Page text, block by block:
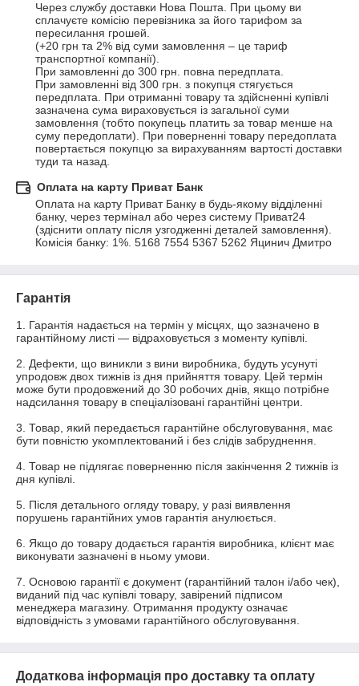
Через службу доставки Нова Пошта. При цьому ви
сплачуєте комісію перевізника за його тарифом за
пересилання грошей.
(+20 грн та 2% від суми замовлення – це тариф
транспортної компанії).
При замовленні до 300 грн. повна передплата.
При замовленні від 300 грн. з покупця стягується
передплата. При отриманні товару та здійсненні купівлі
зазначена сума вираховується із загальної суми
замовлення (тобто покупець платить за товар менше на
суму передоплати). При поверненні товару передоплата
повертається покупцю за вирахуванням вартості доставки
туди та назад.
Оплата на карту Приват Банк
Оплата на карту Приват Банку в будь-якому відділенні
банку, через термінал або через систему Приват24
(здіснити оплату після узгодженні деталей замовлення).
Комісія банку: 1%. 5168 7554 5367 5262 Яцинич Дмитро
Гарантія
1. Гарантія надається на термін у місцях, що зазначено в
гарантійному листі — відраховується з моменту купівлі.
2. Дефекти, що виникли з вини виробника, будуть усунуті
упродовж двох тижнів із дня прийняття товару. Цей термін
може бути продовжений до 30 робочих днів, якщо потрібне
надсилання товару в спеціалізовані гарантійні центри.
3. Товар, який передається гарантійне обслуговування, має
бути повністю укомплектований і без слідів забруднення.
4. Товар не підлягає поверненню після закінчення 2 тижнів із
дня купівлі.
5. Після детального огляду товару, у разі виявлення
порушень гарантійних умов гарантія анулюється.
6. Якщо до товару додається гарантія виробника, клієнт має
виконувати зазначені в ньому умови.
7. Основою гарантії є документ (гарантійний талон і/або чек),
виданий під час купівлі товару, завірений підписом
менеджера магазину. Отримання продукту означає
відповідність з умовами гарантійного обслуговування.
Додаткова інформація про доставку та оплату